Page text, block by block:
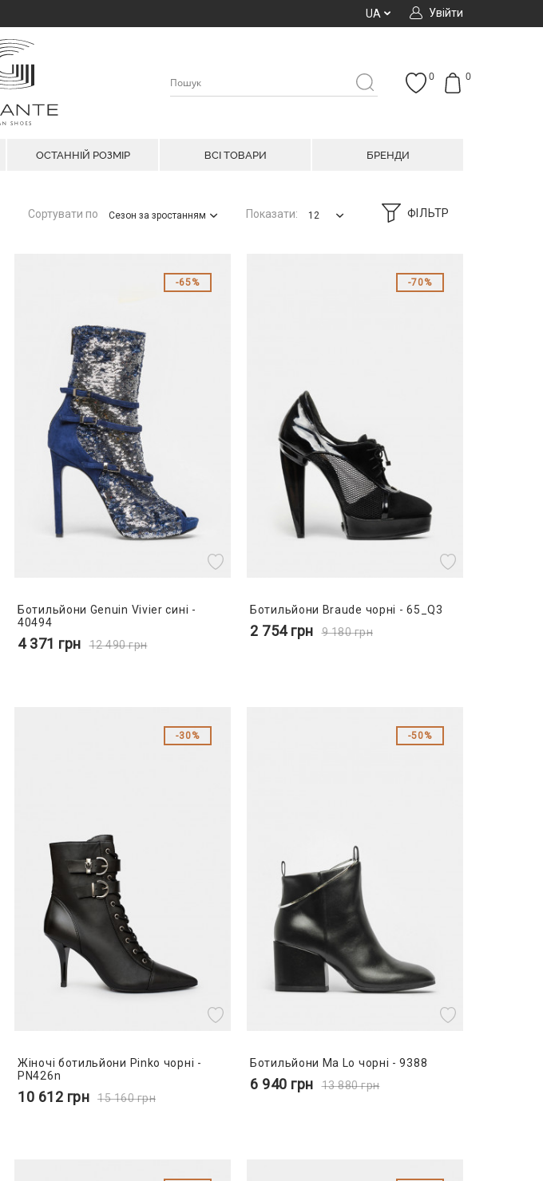
Увійти
UA
0
0
ОСТАННІЙ РОЗМІР ВСІ ТОВАРИ БРЕНДИ
ФІЛЬТР
Сортувати по Сезон за зростанням Показати: 12
65%
Ботильйони Genuin Vivier сині -
40494
4 371 грн 12 490грн
70%
Ботильйони Braude чорні - 65_Q3
2 754грн 9 180грн
30%
Жіночі ботильйони Pinko чорні -
PN426n
10 612 грн 15 160грн
50%
Ботильйони Ma Lo чорні - 9388
6 940 грн 13 880грн